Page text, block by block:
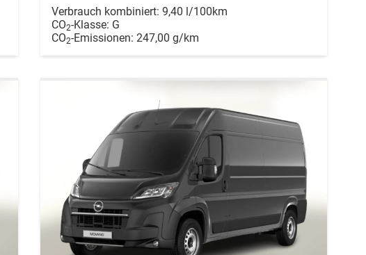
Verbrauch kombiniert: 9,40 l/100km
CO2-Klasse: G
CO2-Emissionen: 247,00 g/km